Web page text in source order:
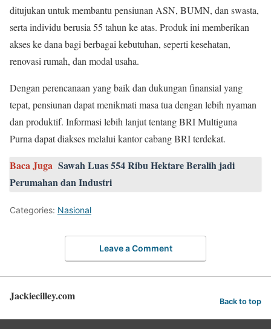
ditujukan untuk membantu pensiunan ASN, BUMN, dan swasta,
serta individu berusia 55 tahun ke atas. Produk ini memberikan
akses ke dana bagi berbagai kebutuhan, seperti kesehatan,
renovasi rumah, dan modal usaha.
Dengan perencanaan yang baik dan dukungan finansial yang
tepat, pensiunan dapat menikmati masa tua dengan lebih nyaman
dan produktif. Informasi lebih lanjut tentang BRI Multiguna
Purna dapat diakses melalui kantor cabang BRI terdekat.
Baca Juga Sawah Luas 554 Ribu Hektare Beralih jadi
Perumahan dan Industri
Categories: Nasional
Leave a Comment
Jackiecilley.com Back to top